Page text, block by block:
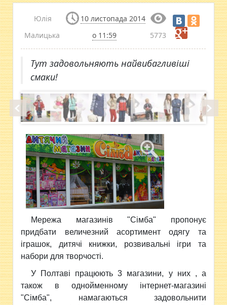
Юлія
Малицька
10 листопада 2014
о 11:59
5773
Тут задовольняють найвибагливіші
смаки!
Мережа магазинів "Сімба" пропонує
придбати величезний асортимент одягу та
іграшок, дитячі книжки, розвивальні ігри та
набори для творчості.
У Полтаві працюють 3 магазини, у них , а
також в однойменному інтернет-магазині
"Сімба", намагаються задовольнити